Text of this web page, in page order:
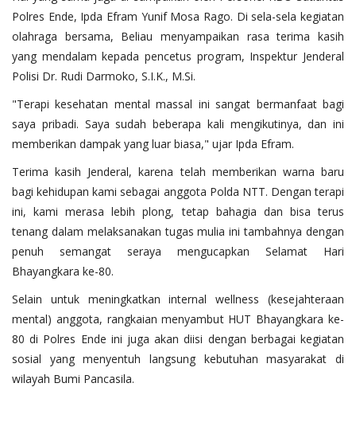
Polres Ende, Ipda Efram Yunif Mosa Rago. Di sela-sela kegiatan
olahraga bersama, Beliau menyampaikan rasa terima kasih
yang mendalam kepada pencetus program, Inspektur Jenderal
Polisi Dr. Rudi Darmoko, S.I.K., M.Si.
"Terapi kesehatan mental massal ini sangat bermanfaat bagi
saya pribadi. Saya sudah beberapa kali mengikutinya, dan ini
memberikan dampak yang luar biasa," ujar Ipda Efram.
Terima kasih Jenderal, karena telah memberikan warna baru
bagi kehidupan kami sebagai anggota Polda NTT. Dengan terapi
ini, kami merasa lebih plong, tetap bahagia dan bisa terus
tenang dalam melaksanakan tugas mulia ini tambahnya dengan
penuh semangat seraya mengucapkan Selamat Hari
Bhayangkara ke-80.
​Selain untuk meningkatkan internal wellness (kesejahteraan
mental) anggota, rangkaian menyambut HUT Bhayangkara ke-
80 di Polres Ende ini juga akan diisi dengan berbagai kegiatan
sosial yang menyentuh langsung kebutuhan masyarakat di
wilayah Bumi Pancasila.